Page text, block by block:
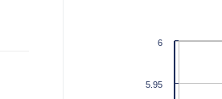
5.95
6